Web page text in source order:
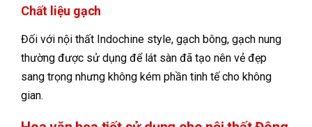
Chất liệu gạch
Đối với nội thất Indochine style, gạch bông, gạch nung
thường được sử dụng để lát sàn đã tạo nên vẻ đẹp
sang trọng nhưng không kém phần tinh tế cho không
gian.